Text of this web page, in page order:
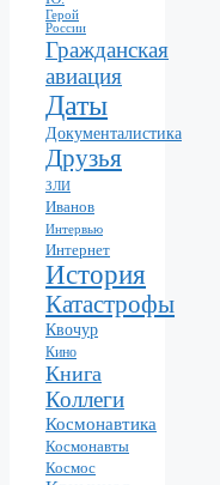
Герой
России
Гражданская
авиация
Даты
Документалистика
Друзья
ЗЛИ
Иванов
Интервью
Интернет
История
Катастрофы
Квочур
Кино
Книга
Коллеги
Космонавтика
Космонавты
Космос